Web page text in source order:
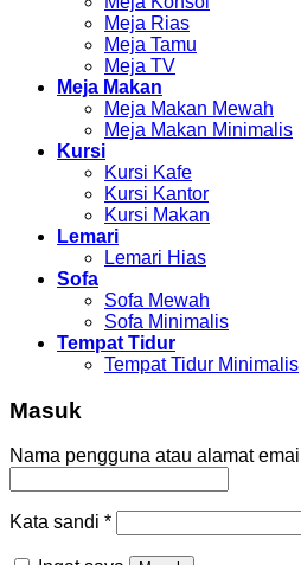
Meja Rias
Meja Tamu
Meja TV
Meja Makan
Meja Makan Mewah
Meja Makan Minimalis
Kursi
Kursi Kafe
Kursi Kantor
Kursi Makan
Lemari
Lemari Hias
Sofa
Sofa Mewah
Sofa Minimalis
Tempat Tidur
Tempat Tidur Minimalis
Masuk
Nama pengguna atau alamat email
Kata sandi *